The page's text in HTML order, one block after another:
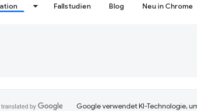
Fallstudien Blog Neu in Chrome
Google verwendet KI-Technologie,